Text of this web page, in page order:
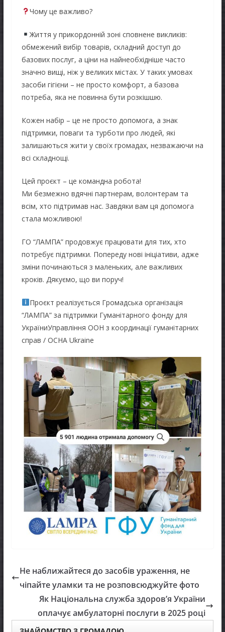
Чому це важливо?
Життя у прикордонній зоні сповнене викликів:
обмежений вибір товарів, складний доступ до
базових послуг, а ціни на найнеобхідніше часто
значно вищі, ніж у великих містах. У таких умовах
засоби гігієни – не просто комфорт, а базова
потреба, яка не повинна бути розкішшю.
Кожен набір – це не просто допомога, а знак
підтримки, поваги та турботи про людей, які
залишаються жити у своїх громадах, незважаючи на
всі складнощі.
️Цей проєкт – це командна робота!
Ми безмежно вдячні партнерам, волонтерам та
всім, хто підтримав нас. Завдяки вам ця допомога
стала можливою!
ГО “ЛАМПА” продовжує працювати для тих, хто
потребує підтримки. Попереду нові ініціативи, адже
зміни починаються з маленьких, але важливих
кроків. Дякуємо, що ви поруч!
Проєкт реалізується Громадська організація
“ЛАМПА” за підтримки Гуманітарного фонду для
УкраїниУправління ООН з координації гуманітарних
справ / OCHA Ukraine
Не наближайтеся до засобів ураження, не
чіпайте уламки та не розповсюджуйте фото
Як Національна служба здоров’я України
оплачує амбулаторні послуги в 2025 році